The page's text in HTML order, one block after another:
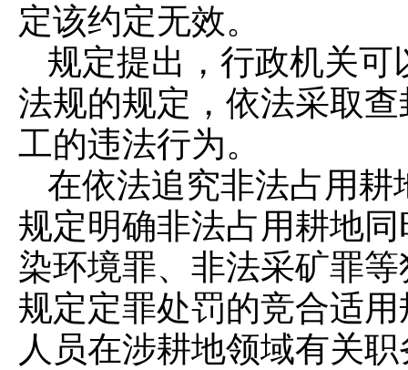
定该约定无效。
规定提出，行政机关
法规的规定，依法采取
工的违法行为。
在依法追究非法占用
规定明确非法占用耕地
染环境罪、非法采矿罪
规定定罪处罚的竞合适
人员在涉耕地领域有关